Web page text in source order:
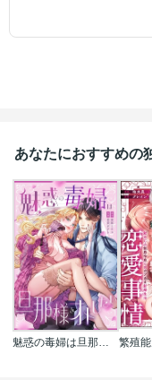
あなたにおすすめの